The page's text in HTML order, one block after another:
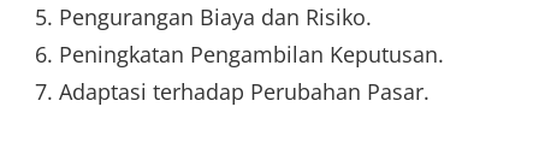
Pengurangan Biaya dan Risiko.
Peningkatan Pengambilan Keputusan.
Adaptasi terhadap Perubahan Pasar.